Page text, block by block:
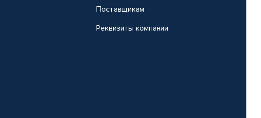
Поставщикам
Реквизиты компании